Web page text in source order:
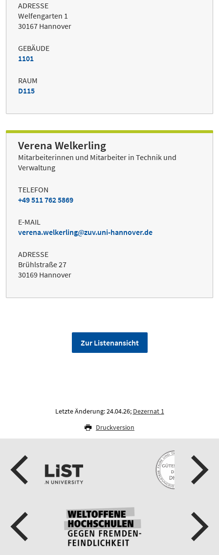
ADRESSE
Welfengarten 1
30167 Hannover
GEBÄUDE
1101
RAUM
D115
Verena Welkerling
Mitarbeiterinnen und Mitarbeiter in Technik und
Verwaltung
TELEFON
+49 511 762 5869
E-MAIL
verena.welkerling
zuv.uni-hannover.de
ADRESSE
Brühlstraße 27
30169 Hannover
Zur Listenansicht
Letzte Änderung: 24.04.26; Dezernat 1
Druckversion